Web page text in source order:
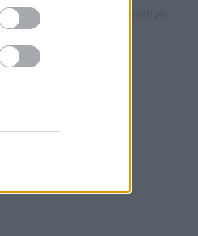
határozatok gyűjteménye